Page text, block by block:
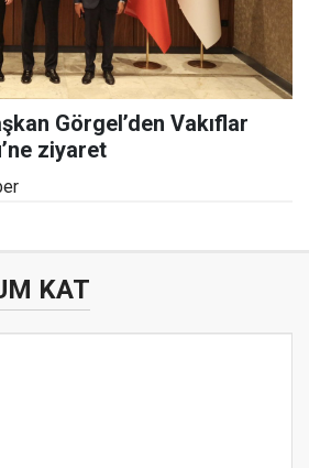
Görgel’den Vakıflar
ziyaret
KAT